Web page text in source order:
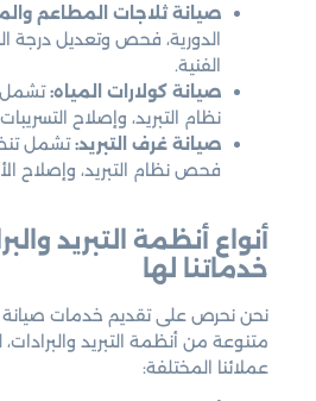
صيانة ثلاجات المطاعم
الدورية، فحص وتعديل درجة
الفنية.
صيانة كولارات المياه:تشمل
نظام التبريد، وإصلاح
صيانة غرف التبريد:تشمل
فحص نظام التبريد، وإصلاح
أنواع أنظمة التبريد
خدماتنا لها
نحن نحرص على تقديم خدمات
متنوعة من أنظمة التبريد
عملائنا المختلفة: